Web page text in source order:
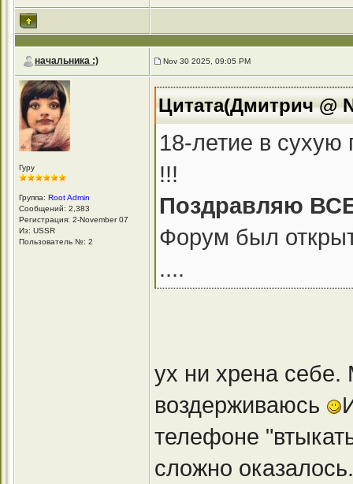
начальника :) Nov 30 2025, 09:05 PM
Гуру
Группа: Root Admin
Сообщений: 2,383
Регистрация: 2-November 07
Из: USSR
Пользователь №: 2
Цитата(Дмитрич @
18-летие в
!!!
Поздравляю
Форум был
....
ух ни хрена
воздерживаюсь
телефоне
сложно